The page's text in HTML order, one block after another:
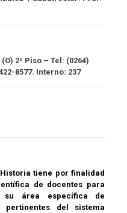
2º Piso – Tel: (0264)
8577. Interno: 237
tiene por finalidad
de docentes para
área específica de
del sistema